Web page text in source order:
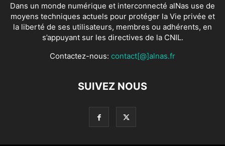
Dans un monde numérique et interconnecté alNas use de
moyens techniques actuels pour protéger la Vie privée et
la liberté de ses utilisateurs, membres ou adhérents, en
s’appuyant sur les directives de la CNIL.
Contactez-nous: contact[@]alnas.fr
SUIVEZ NOUS